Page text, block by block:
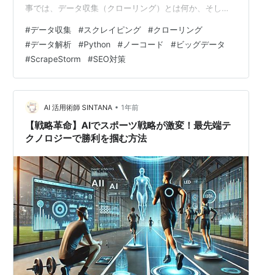
事では、データ収集（クローリング）とは何か、そして
を簡単に紹介します。 1. データ収集（クローリング）と
は？ データ収集（クローリング、Web Scraping または
Web Crawling）は、プログラムを使用して自動的にウェ
ブページにアクセスし、特定の情報を抽出する技術で
す。クローラーは、ユーザーがウェブサイトを閲覧する
のと同じようにペー…
#データ収集 #スクレイピング #クローリング
#データ解析 #Python # ノーコード #ビッグデータ
#ScrapeStorm #SEO対策
AI 活用術師 SINTANA • 1年前
【戦略革命】AIでスポーツ戦略が激変！最先端テ
クノロジーで勝利を掴む方法